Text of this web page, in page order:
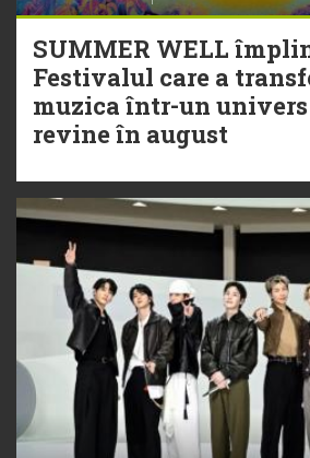
SUMMER WELL
Festivalul care a
muzica într-un
revine în august